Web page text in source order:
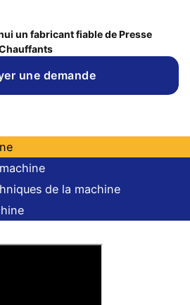
un fabricant fiable de Presse
une demande
de la machine